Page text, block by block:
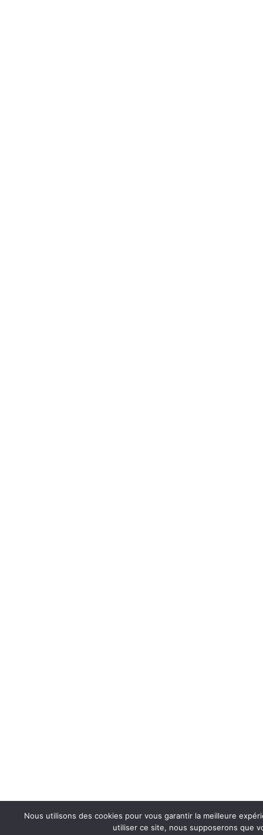
Nous utilisons des cookies pour vous garantir la meilleure
utiliser ce site, nous supposerons que